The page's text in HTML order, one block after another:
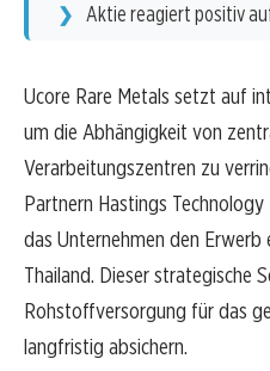
Aktie reagiert positiv
Ucore Rare Metals setzt auf
um die Abhängigkeit von
Verarbeitungszentren zu
Partnern Hastings
das Unternehmen den
Thailand. Dieser strategische
Rohstoffversorgung für das
langfristig absichern.